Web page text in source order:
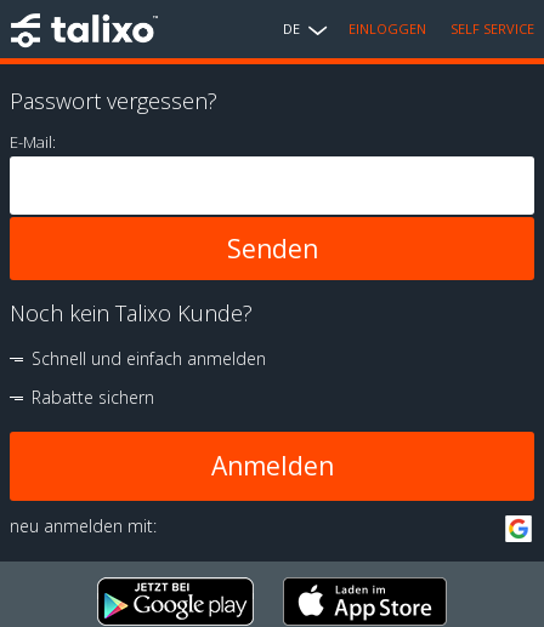
DE EINLOGGEN SELF SERVICE
Passwort vergessen?
E-Mail:
Noch kein Talixo Kunde?
Schnell und einfach anmelden
Rabatte sichern
Anmelden
neu anmelden mit: